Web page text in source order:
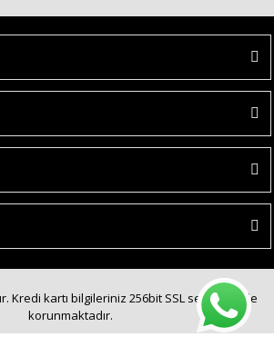
Kredi kartı bilgileriniz 256bit SSL sertifikası ile
korunmaktadır.